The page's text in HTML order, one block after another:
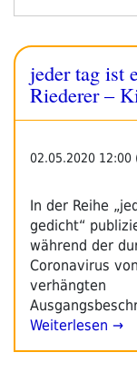
Ein
Gedicht
#43:
–
Kind“
jeder tag ist
Riederer –
02.05.2020 12:00
In der Reihe
gedicht“
während der
Coronavirus
verhängten
Weiterlesen →